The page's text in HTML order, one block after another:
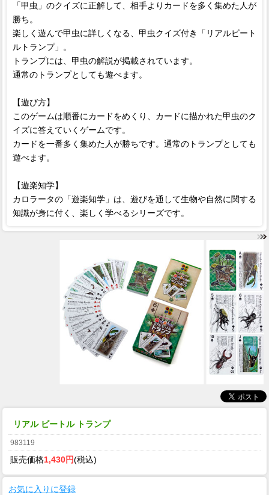
「甲虫」のクイズに正解して、相手よりカードを多く集めた人が
勝ち。
楽しく遊んで甲虫に詳しくなる、甲虫クイズ付き「リアルビート
ルトランプ」。
トランプには、甲虫の解説が掲載されています。
通常のトランプとしても遊べます。
【遊び方】
このゲームは順番にカードをめくり、カードに描かれた甲虫のク
イズに答えていくゲームです。
カードを一番多く集めた人が勝ちです。通常のトランプとしても
遊べます。
【遊楽知学】
カロラータの「遊楽知学」は、遊びを通して生物や自然に関する
知識が身に付く、楽しく学べるシリーズです。
リアル ビートル トランプ
983119
販売価格1,430円(税込)
お気に入りに登録